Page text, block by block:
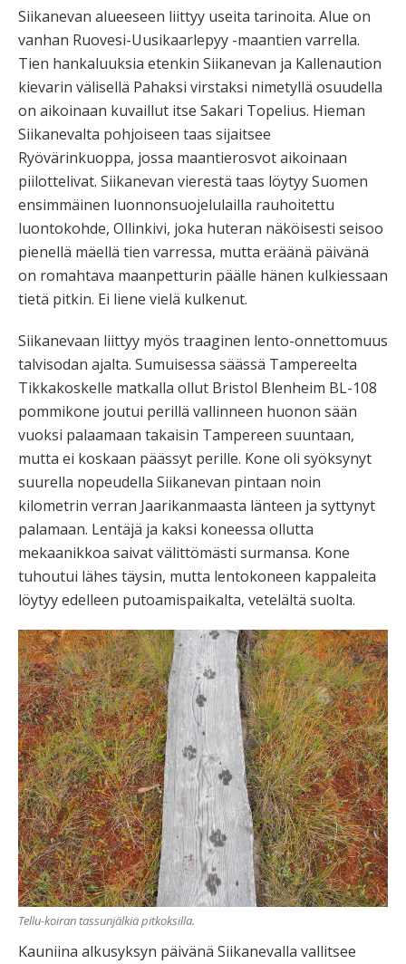
Siikanevan alueeseen liittyy useita tarinoita. Alue on
vanhan Ruovesi-Uusikaarlepyy -maantien varrella.
Tien hankaluuksia etenkin Siikanevan ja Kallenaution
kievarin välisellä Pahaksi virstaksi nimetyllä osuudella
on aikoinaan kuvaillut itse Sakari Topelius. Hieman
Siikanevalta pohjoiseen taas sijaitsee
Ryövärinkuoppa, jossa maantierosvot aikoinaan
piilottelivat. Siikanevan vierestä taas löytyy Suomen
ensimmäinen luonnonsuojelulailla rauhoitettu
luontokohde, Ollinkivi, joka huteran näköisesti seisoo
pienellä mäellä tien varressa, mutta eräänä päivänä
on romahtava maanpetturin päälle hänen kulkiessaan
tietä pitkin. Ei liene vielä kulkenut.
Siikanevaan liittyy myös traaginen lento-onnettomuus
talvisodan ajalta. Sumuisessa säässä Tampereelta
Tikkakoskelle matkalla ollut Bristol Blenheim BL-108
pommikone joutui perillä vallinneen huonon sään
vuoksi palaamaan takaisin Tampereen suuntaan,
mutta ei koskaan päässyt perille. Kone oli syöksynyt
suurella nopeudella Siikanevan pintaan noin
kilometrin verran Jaarikanmaasta länteen ja syttynyt
palamaan. Lentäjä ja kaksi koneessa ollutta
mekaanikkoa saivat välittömästi surmansa. Kone
tuhoutui lähes täysin, mutta lentokoneen kappaleita
löytyy edelleen putoamispaikalta, vetelältä suolta.
Tellu-koiran tassunjälkiä pitkoksilla.
Kauniina alkusyksyn päivänä Siikanevalla vallitsee